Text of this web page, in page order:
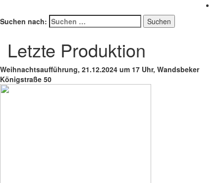
Suchen nach:
Letzte Produktion
Weihnachtsaufführung, 21.12.2024 um 17 Uhr, Wandsbeker
Königstraße 50